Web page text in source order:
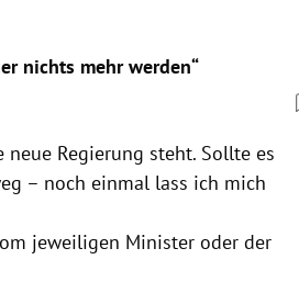
nichts mehr werden“
neue Regierung steht. Sollte es
– noch einmal lass ich mich
jeweiligen Minister oder der